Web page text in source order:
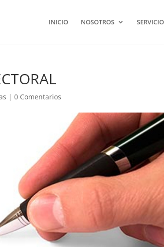
INICIO NOSOTROS
|0 Comentarios